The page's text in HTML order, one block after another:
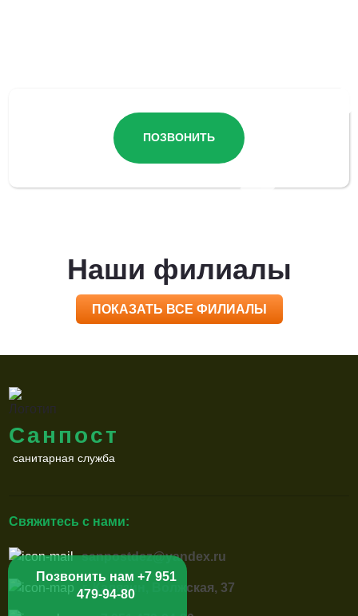
ПОЗВОНИТЬ
Наши филиалы
ПОКАЗАТЬ ВСЕ ФИЛИАЛЫ
Санпост
санитарная служба
Свяжитесь с нами:
sanpostdez@yandex.ru
г. Калязин, Волжская, 37
Позвонить нам +7 951
479-94-80